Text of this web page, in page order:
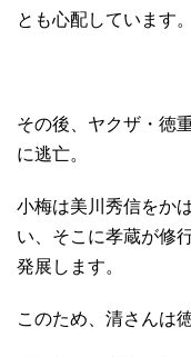
とも心配しています。
その後、ヤクザ・徳
に逃亡。
小梅は美川秀信をか
い、そこに孝蔵が修
発展します。
このため、清さんは